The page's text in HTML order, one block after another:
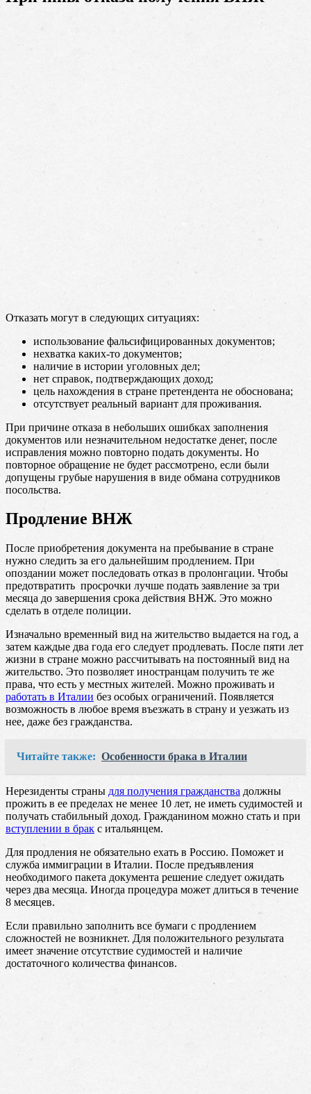
Отказать могут в следующих ситуациях:
использование фальсифицированных документов;
нехватка каких-то документов;
наличие в истории уголовных дел;
нет справок, подтверждающих доход;
цель нахождения в стране претендента не обоснована;
отсутствует реальный вариант для проживания.
При причине отказа в небольших ошибках заполнения
документов или незначительном недостатке денег, после
исправления можно повторно подать документы. Но
повторное обращение не будет рассмотрено, если были
допущены грубые нарушения в виде обмана сотрудников
посольства.
Продление ВНЖ
После приобретения документа на пребывание в стране
нужно следить за его дальнейшим продлением. При
опоздании может последовать отказ в пролонгации. Чтобы
предотвратить просрочки лучше подать заявление за три
месяца до завершения срока действия ВНЖ. Это можно
сделать в отделе полиции.
Изначально временный вид на жительство выдается на год, а
затем каждые два года его следует продлевать. После пяти лет
жизни в стране можно рассчитывать на постоянный вид на
жительство. Это позволяет иностранцам получить те же
права, что есть у местных жителей. Можно проживать и
работать в Италии без особых ограничений. Появляется
возможность в любое время въезжать в страну и уезжать из
нее, даже без гражданства.
Читайте также: Особенности брака в Италии
Нерезиденты страны для получения гражданства должны
прожить в ее пределах не менее 10 лет, не иметь судимостей и
получать стабильный доход. Гражданином можно стать и при
вступлении в брак с итальянцем.
Для продления не обязательно ехать в Россию. Поможет и
служба иммиграции в Италии. После предъявления
необходимого пакета документа решение следует ожидать
через два месяца. Иногда процедура может длиться в течение
8 месяцев.
Если правильно заполнить все бумаги с продлением
сложностей не возникнет. Для положительного результата
имеет значение отсутствие судимостей и наличие
достаточного количества финансов.